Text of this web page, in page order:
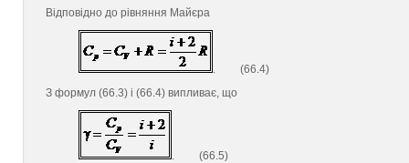
Відповідно до рівняння Майєра
. (66.4)
З формул (66.3) і (66.4) випливає, що
. (66.5)